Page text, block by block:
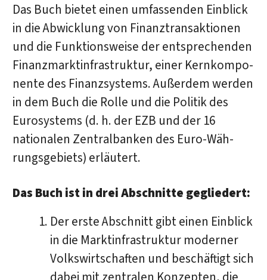
Das Buch bietet einen umfassenden Einblick
in die Abwicklung von Finanztransaktionen
und die Funktionsweise der entsprechenden
Finanzmarktinfrastruktur, einer Kern­kom­po­
nente des Finanzsystems. Außerdem werden
in dem Buch die Rolle und die Politik des
Eurosystems (d. h. der EZB und der 16
nationalen Zentralbanken des Euro-Wäh­
rungs­ge­biets) erläutert.
Das Buch ist in drei Abschnitte gegliedert:
Der erste Abschnitt gibt einen Einblick
in die Marktinfrastruktur moderner
Volks­wirt­schaften und beschäftigt sich